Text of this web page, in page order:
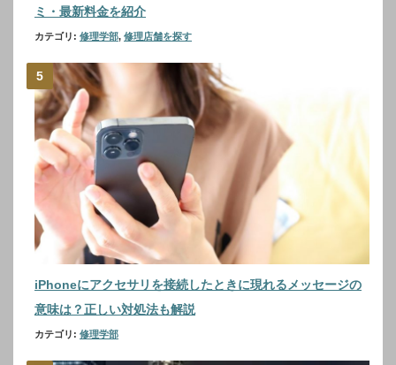
ミ・最新料金を紹介
カテゴリ: 修理学部, 修理店舗を探す
iPhoneにアクセサリを接続したときに現れるメッセージの
意味は？正しい対処法も解説
カテゴリ: 修理学部